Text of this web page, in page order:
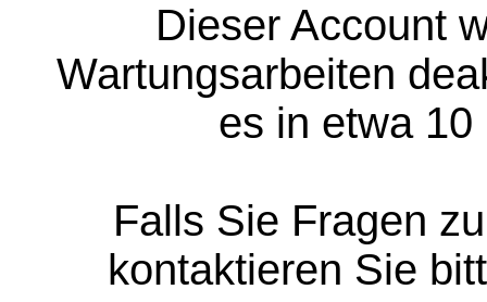
Dieser Account
Wartungsarbeiten
es in etwa
Falls Sie Fragen
kontaktieren Sie